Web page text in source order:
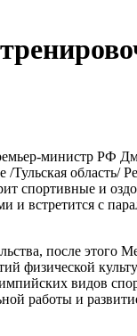
министр РФ
область/
спортивные и
и встретится с
после этого
физической
видов
работы и